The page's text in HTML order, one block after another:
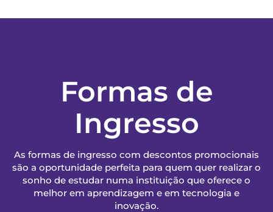
Formas de
Ingresso
As formas de ingresso com descontos promocionais
são a oportunidade perfeita para quem quer realizar o
sonho de estudar numa instituição que oferece o
melhor em aprendizagem e em tecnologia e
inovação.